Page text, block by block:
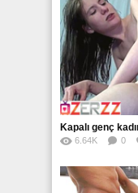
Kapalı genç
6.64K 0